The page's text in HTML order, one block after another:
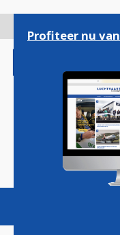
gaan
Magazine
Profiteer nu